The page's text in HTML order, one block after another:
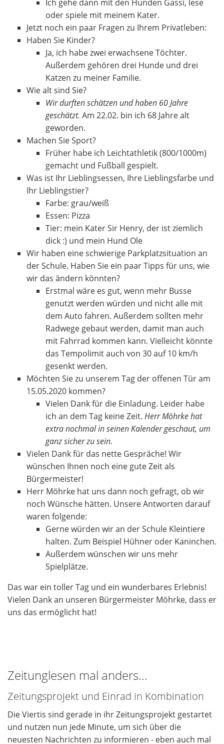
Ich gehe dann mit den Hunden Gassi, lese
oder spiele mit meinem Kater.
Jetzt noch ein paar Fragen zu Ihrem Privatleben:
Haben Sie Kinder?
Ja, ich habe zwei erwachsene Töchter.
Außerdem gehören drei Hunde und drei
Katzen zu meiner Familie.
Wie alt sind Sie?
Wir durften schätzen und haben 60 Jahre
geschätzt. Am 22.02. bin ich 68 Jahre alt
geworden.
Machen Sie Sport?
Früher habe ich Leichtathletik (800/1000m)
gemacht und Fußball gespielt.
Was ist Ihr Lieblingsessen, Ihre Lieblingsfarbe und
Ihr Lieblingstier?
Farbe: grau/weiß
Essen: Pizza
Tier: mein Kater Sir Henry, der ist ziemlich
dick :) und mein Hund Ole
Wir haben eine schwierige Parkplatzsituation an
der Schule. Haben Sie ein paar Tipps für uns, wie
wir das ändern könnten?
Erstmal wäre es gut, wenn mehr Busse
genutzt werden würden und nicht alle mit
dem Auto fahren. Außerdem sollten mehr
Radwege gebaut werden, damit man auch
mit Fahrrad kommen kann. Vielleicht könnte
das Tempolimit auch von 30 auf 10 km/h
gesenkt werden.
Möchten Sie zu unserem Tag der offenen Tür am
15.05.2020 kommen?
Vielen Dank für die Einladung. Leider habe
ich an dem Tag keine Zeit. Herr Möhrke hat
extra nochmal in seinen Kalender geschaut, um
ganz sicher zu sein.
Vielen Dank für das nette Gespräche! Wir
wünschen Ihnen noch eine gute Zeit als
Bürgermeister!
Herr Möhrke hat uns dann noch gefragt, ob wir
noch Wünsche hätten. Unsere Antworten darauf
waren folgende:
Gerne würden wir an der Schule Kleintiere
halten. Zum Beispiel Hühner oder Kaninchen.
Außerdem wünschen wir uns mehr
Spielplätze.
Das war ein toller Tag und ein wunderbares Erlebnis!
Vielen Dank an unseren Bürgermeister Möhrke, dass er
uns das ermöglicht hat!
Zeitunglesen mal anders...
Zeitungsprojekt und Einrad in Kombination
Die Viertis sind gerade in ihr Zeitungsprojekt gestartet
und nutzen nun jede Minute, um sich über die
neuesten Nachrichten zu informieren - eben auch mal